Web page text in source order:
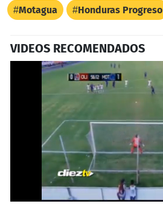
Motagua Honduras Progreso
VIDEOS RECOMENDADOS